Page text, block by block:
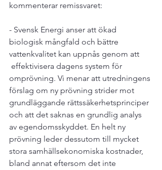
kommenterar remissvaret:
- Svensk Energi anser att ökad
biologisk mångfald och bättre
vattenkvalitet kan uppnås genom att
effektivisera dagens system för
omprövning. Vi menar att utredningens
förslag om ny prövning strider mot
grundläggande rättssäkerhetsprinciper
och att det saknas en grundlig analys
av egendomsskyddet. En helt ny
prövning leder dessutom till mycket
stora samhällsekonomiska kostnader,
bland annat eftersom det inte